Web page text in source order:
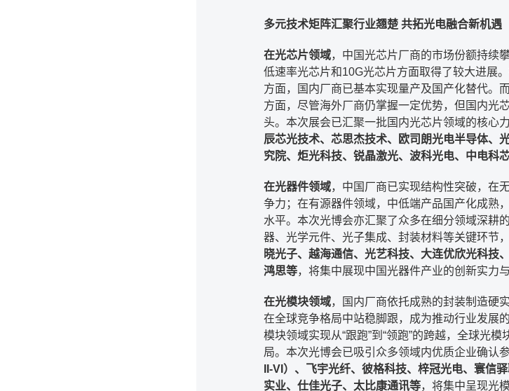
多元技术矩阵汇聚行业翘楚 共拓光电融合新机遇
在光芯片领域，中国光芯片厂商的市场份额持续
低速率光芯片和10G光芯片方面取得了较大进展
方面，国内厂商已基本实现量产及国产化替代。
方面，尽管海外厂商仍掌握一定优势，但国内光
头。本次展会已汇聚一批国内光芯片领域的核心力
辰芯光技术、芯思杰技术、欧司朗光电半导体、
究院、炬光科技、锐晶激光、波科光电、中电
在光器件领域，中国厂商已实现结构性突破，在
争力；在有源器件领域，中低端产品国产化成熟
水平。本次光博会亦汇聚了众多在细分领域深耕
器、光学元件、光子集成、封装材料等关键环节
晓光子、越海通信、光艺科技、大连优欣光科技
鸿思等，将集中展现中国光器件产业的创新实力
在光模块领域，国内厂商依托成熟的封装制造硬
在全球竞争格局中站稳脚跟，成为推动行业发展
模块领域实现从“跟跑”到“领跑”的跨越，全球光
局。本次光博会已吸引众多领域内优质企业确认
II-VI）、飞宇光纤、彼格科技、梓冠光电、寰信
实业、仕佳光子、太比康通讯等，将集中呈现光